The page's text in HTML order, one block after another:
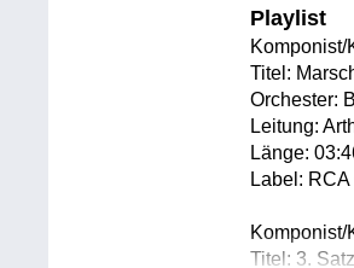
Playlist
Komponist/
Titel:
Orchester:
Leitung:
Länge:
Label:
Komponist/
Titel: 3.